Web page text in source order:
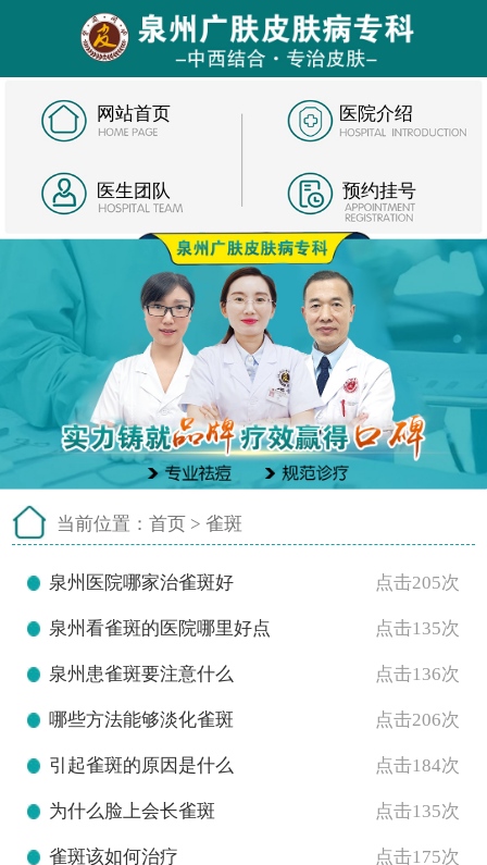
网站首页 医院介绍
医生团队 预约挂号
当前位置： 首页 > 雀斑
泉州医院哪家治雀斑好 点击205次
泉州看雀斑的医院哪里好点 点击135次
泉州患雀斑要注意什么 点击136次
哪些方法能够淡化雀斑 点击206次
引起雀斑的原因是什么 点击184次
为什么脸上会长雀斑 点击135次
雀斑该如何治疗 点击175次